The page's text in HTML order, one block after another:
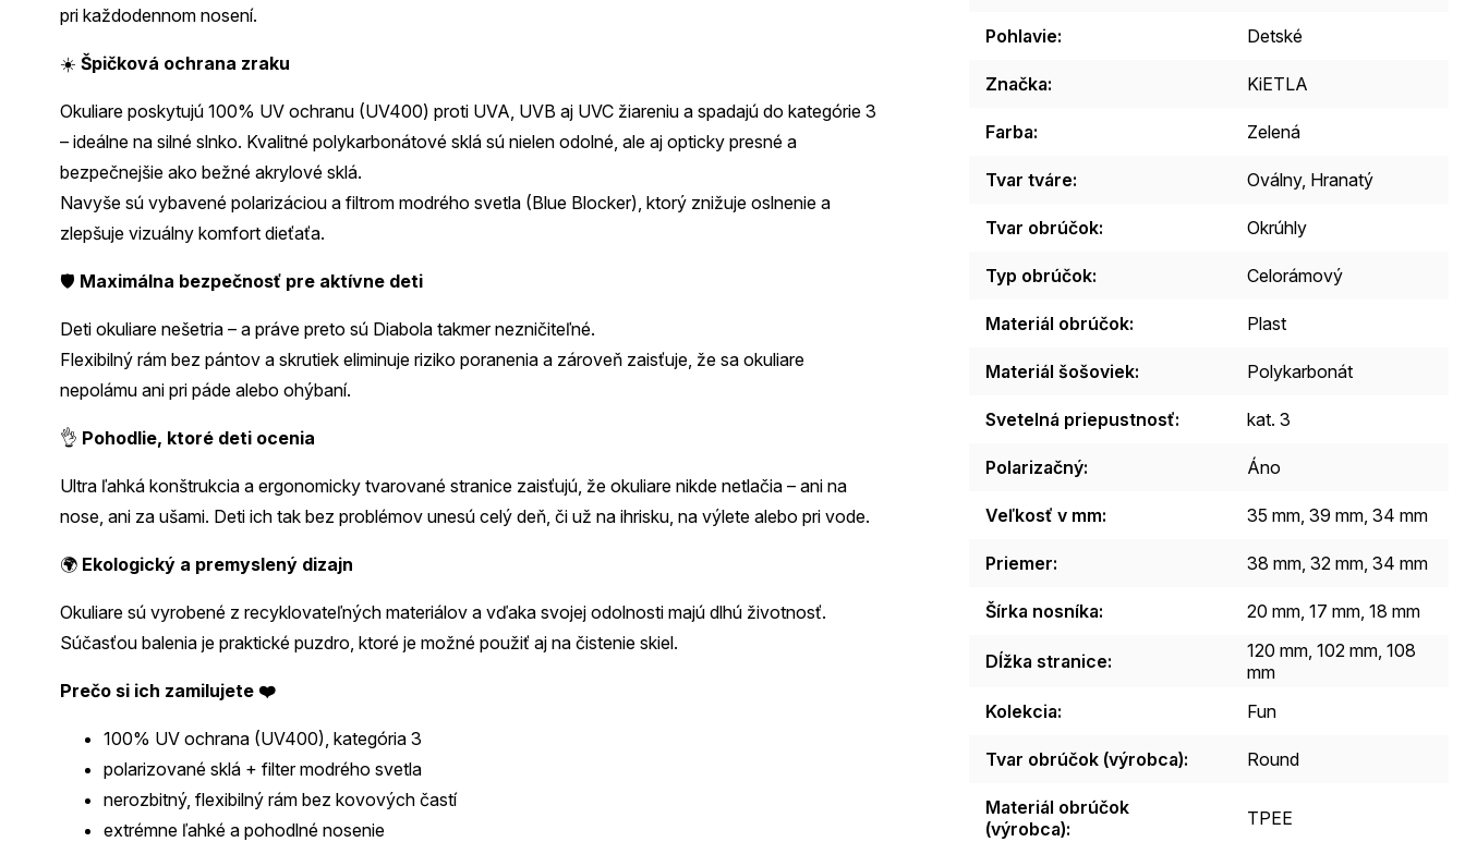
pri každodennom nosení.
☀️ Špičková ochrana zraku
Okuliare poskytujú 100% UV ochranu (UV400) proti UVA, UVB aj UVC žiareniu a spadajú do kategórie 3
– ideálne na silné slnko. Kvalitné polykarbonátové sklá sú nielen odolné, ale aj opticky presné a
bezpečnejšie ako bežné akrylové sklá.
Navyše sú vybavené polarizáciou a filtrom modrého svetla (Blue Blocker), ktorý znižuje oslnenie a
zlepšuje vizuálny komfort dieťaťa.
🛡️ Maximálna bezpečnosť pre aktívne deti
Deti okuliare nešetria – a práve preto sú Diabola takmer nezničiteľné.
Flexibilný rám bez pántov a skrutiek eliminuje riziko poranenia a zároveň zaisťuje, že sa okuliare
nepolámu ani pri páde alebo ohýbaní.
👌 Pohodlie, ktoré deti ocenia
Ultra ľahká konštrukcia a ergonomicky tvarované stranice zaisťujú, že okuliare nikde netlačia – ani na
nose, ani za ušami. Deti ich tak bez problémov unesú celý deň, či už na ihrisku, na výlete alebo pri vode.
🌍 Ekologický a premyslený dizajn
Okuliare sú vyrobené z recyklovateľných materiálov a vďaka svojej odolnosti majú dlhú životnosť.
Súčasťou balenia je praktické puzdro, ktoré je možné použiť aj na čistenie skiel.
Prečo si ich zamilujete ❤️
100% UV ochrana (UV400), kategória 3
polarizované sklá + filter modrého svetla
nerozbitný, flexibilný rám bez kovových častí
extrémne ľahké a pohodlné nosenie
Pohlavie: Detské
Značka: KiETLA
Farba: Zelená
Tvar tváre: Oválny, Hranatý
Tvar obrúčok: Okrúhly
Typ obrúčok: Celorámový
Materiál obrúčok: Plast
Materiál šošoviek: Polykarbonát
Svetelná priepustnosť: kat. 3
Polarizačný: Áno
Veľkosť v mm: 35 mm, 39 mm, 34 mm
Priemer: 38 mm, 32 mm, 34 mm
Šírka nosníka: 20 mm, 17 mm, 18 mm
Dĺžka stranice:
120 mm, 102 mm, 108
mm
Kolekcia: Fun
Tvar obrúčok (výrobca): Round
Materiál obrúčok
(výrobca): TPEE